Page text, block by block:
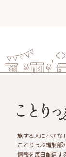
旅する人に小さな
ことりっぷ編集部
情報を毎日配信す